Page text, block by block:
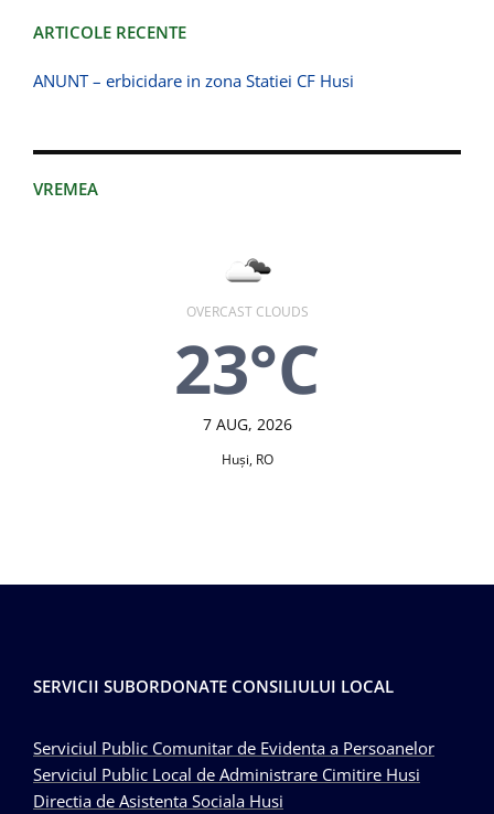
ARTICOLE RECENTE
ANUNT – erbicidare in zona Statiei CF Husi
VREMEA
OVERCAST CLOUDS
23°C
7 AUG, 2026
Huşi, RO
SERVICII SUBORDONATE CONSILIULUI LOCAL
Serviciul Public Comunitar de Evidenta a Persoanelor
Serviciul Public Local de Administrare Cimitire Husi
Directia de Asistenta Sociala Husi